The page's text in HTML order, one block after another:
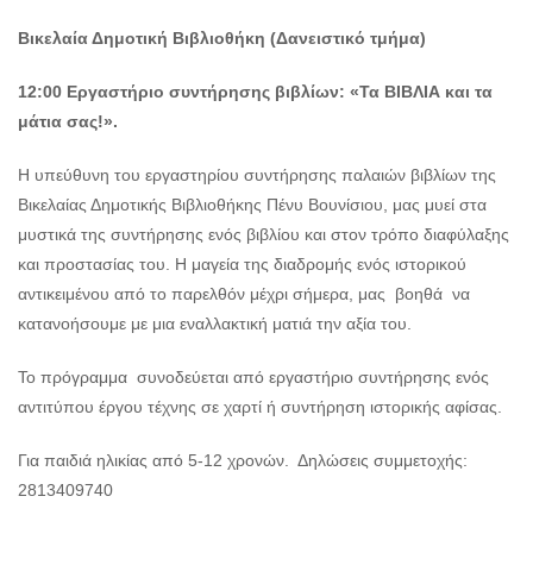
Βικελαία Δημοτική Βιβλιοθήκη (Δανειστικό τμήμα)
12:00 Εργαστήριο συντήρησης βιβλίων: «Τα ΒΙΒΛΙΑ και τα
μάτια σας!».
Η υπεύθυνη του εργαστηρίου συντήρησης παλαιών βιβλίων της
Βικελαίας Δημοτικής Βιβλιοθήκης Πένυ Βουνίσιου, μας μυεί στα
μυστικά της συντήρησης ενός βιβλίου και στον τρόπο διαφύλαξης
και προστασίας του. Η μαγεία της διαδρομής ενός ιστορικού
αντικειμένου από το παρελθόν μέχρι σήμερα, μας βοηθά να
κατανοήσουμε με μια εναλλακτική ματιά την αξία του.
Το πρόγραμμα συνοδεύεται από εργαστήριο συντήρησης ενός
αντιτύπου έργου τέχνης σε χαρτί ή συντήρηση ιστορικής αφίσας.
Για παιδιά ηλικίας από 5-12 χρονών. Δηλώσεις συμμετοχής:
2813409740